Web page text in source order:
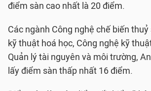
điểm sàn cao nhất là 20 điểm.
Các ngành Công nghệ chế biến thuỷ
kỹ thuật hoá học, Công nghệ kỹ
Quản lý tài nguyên và môi trường,
lấy điểm sàn thấp nhất 16 điểm.